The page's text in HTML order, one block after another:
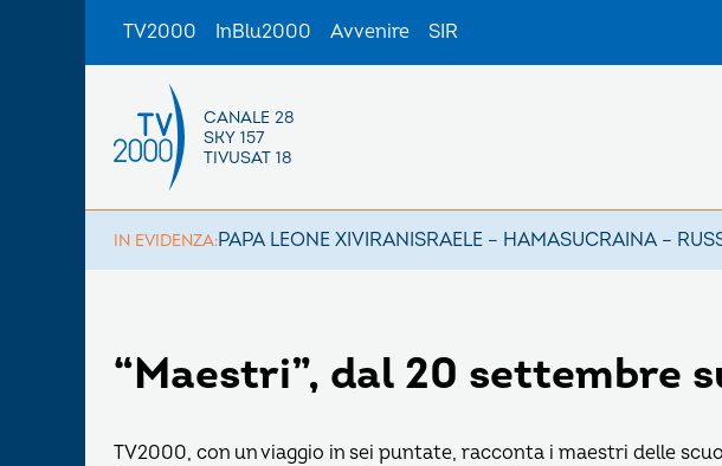
TV2000 InBlu2000 Avvenire SIR
CANALE 28
SKY 157
TIVUSAT 18
IN EVIDENZA:PAPA LEONE XIVIRANISRAELE – HAMASUCRAINA –
“Maestri”, dal 20 settembre
TV2000, con un viaggio in sei puntate, racconta i maestri delle